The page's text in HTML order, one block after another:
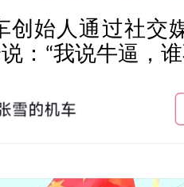
创始人通过社交
：“我说牛逼，